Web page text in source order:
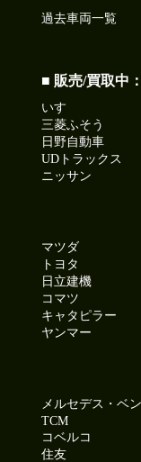
過去車両一覧
■ 販売/買取中
いすゞ
三菱ふそう
日野自動車
UDトラックス
ニッサン
マツダ
トヨタ
日立建機
コマツ
キャタピラー
ヤンマー
メルセデス・ベ
TCM
コベルコ
住友